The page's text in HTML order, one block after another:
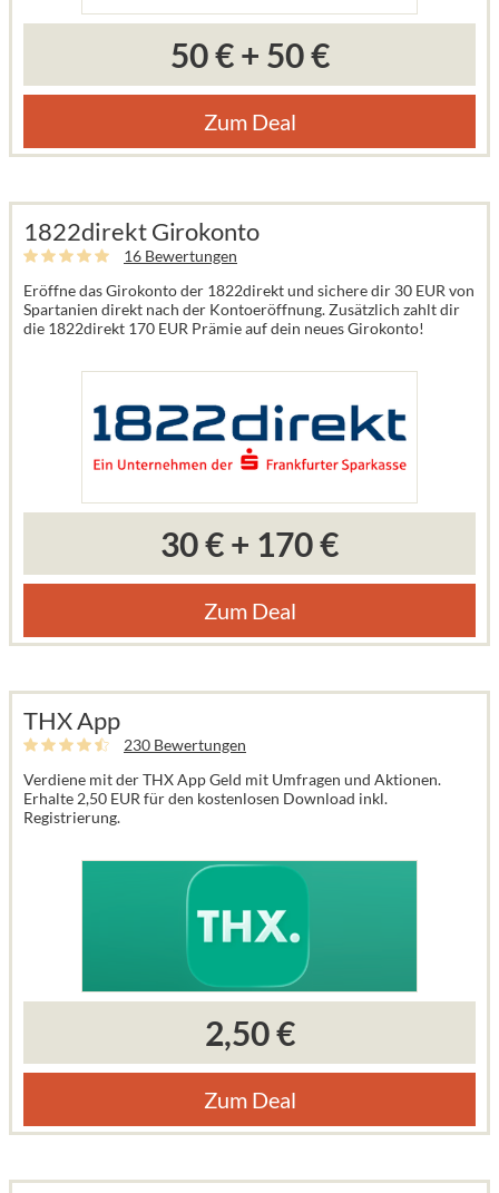
50 €+ 50 €
Zum Deal
1822direkt Girokonto
16 Bewertungen
Eröffne das Girokonto der 1822direkt und sichere dir 30 EUR von
Spartanien direkt nach der Kontoeröffnung. Zusätzlich zahlt dir
die 1822direkt 170 EUR Prämie auf dein neues Girokonto!
30 €+ 170 €
Zum Deal
THX App
230 Bewertungen
Verdiene mit der THX App Geld mit Umfragen und Aktionen.
Erhalte 2,50 EUR für den kostenlosen Download inkl.
Registrierung.
2,50 €
Zum Deal